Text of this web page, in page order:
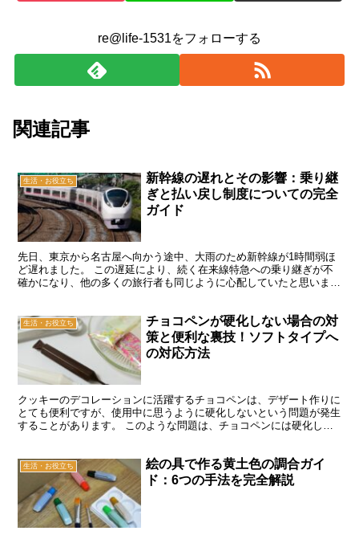
re@life-1531をフォローする
関連記事
生活・お役立ち
新幹線の遅れとその影響：乗り継
ぎと払い戻し制度についての完全
ガイド
先日、東京から名古屋へ向かう途中、大雨のため新幹線が1時間弱ほ
ど遅れました。 この遅延により、続く在来線特急への乗り継ぎが不
確かになり、他の多くの旅行者も同じように心配していたと思いま
生活・お役立ち
チョコペンが硬化しない場合の対
策と便利な裏技！ソフトタイプへ
の対応方法
クッキーのデコレーションに活躍するチョコペンは、デザート作りに
とても便利ですが、使用中に思うように硬化しないという問題が発生
することがあります。 このような問題は、チョコペンには硬化しや
生活・お役立ち
絵の具で作る黄土色の調合ガイ
ド：6つの手法を完全解説